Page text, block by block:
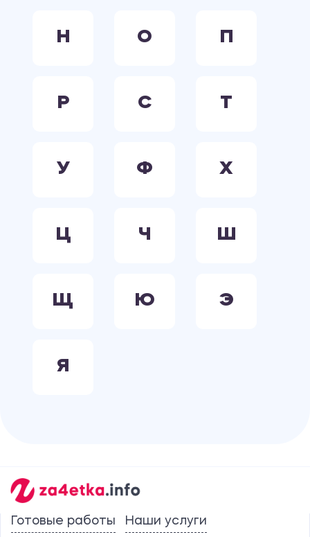
Н О П
Р С Т
У Ф Х
Ц Ч Ш
Щ Ю Э
Я
Готовые работы
Наши услуги